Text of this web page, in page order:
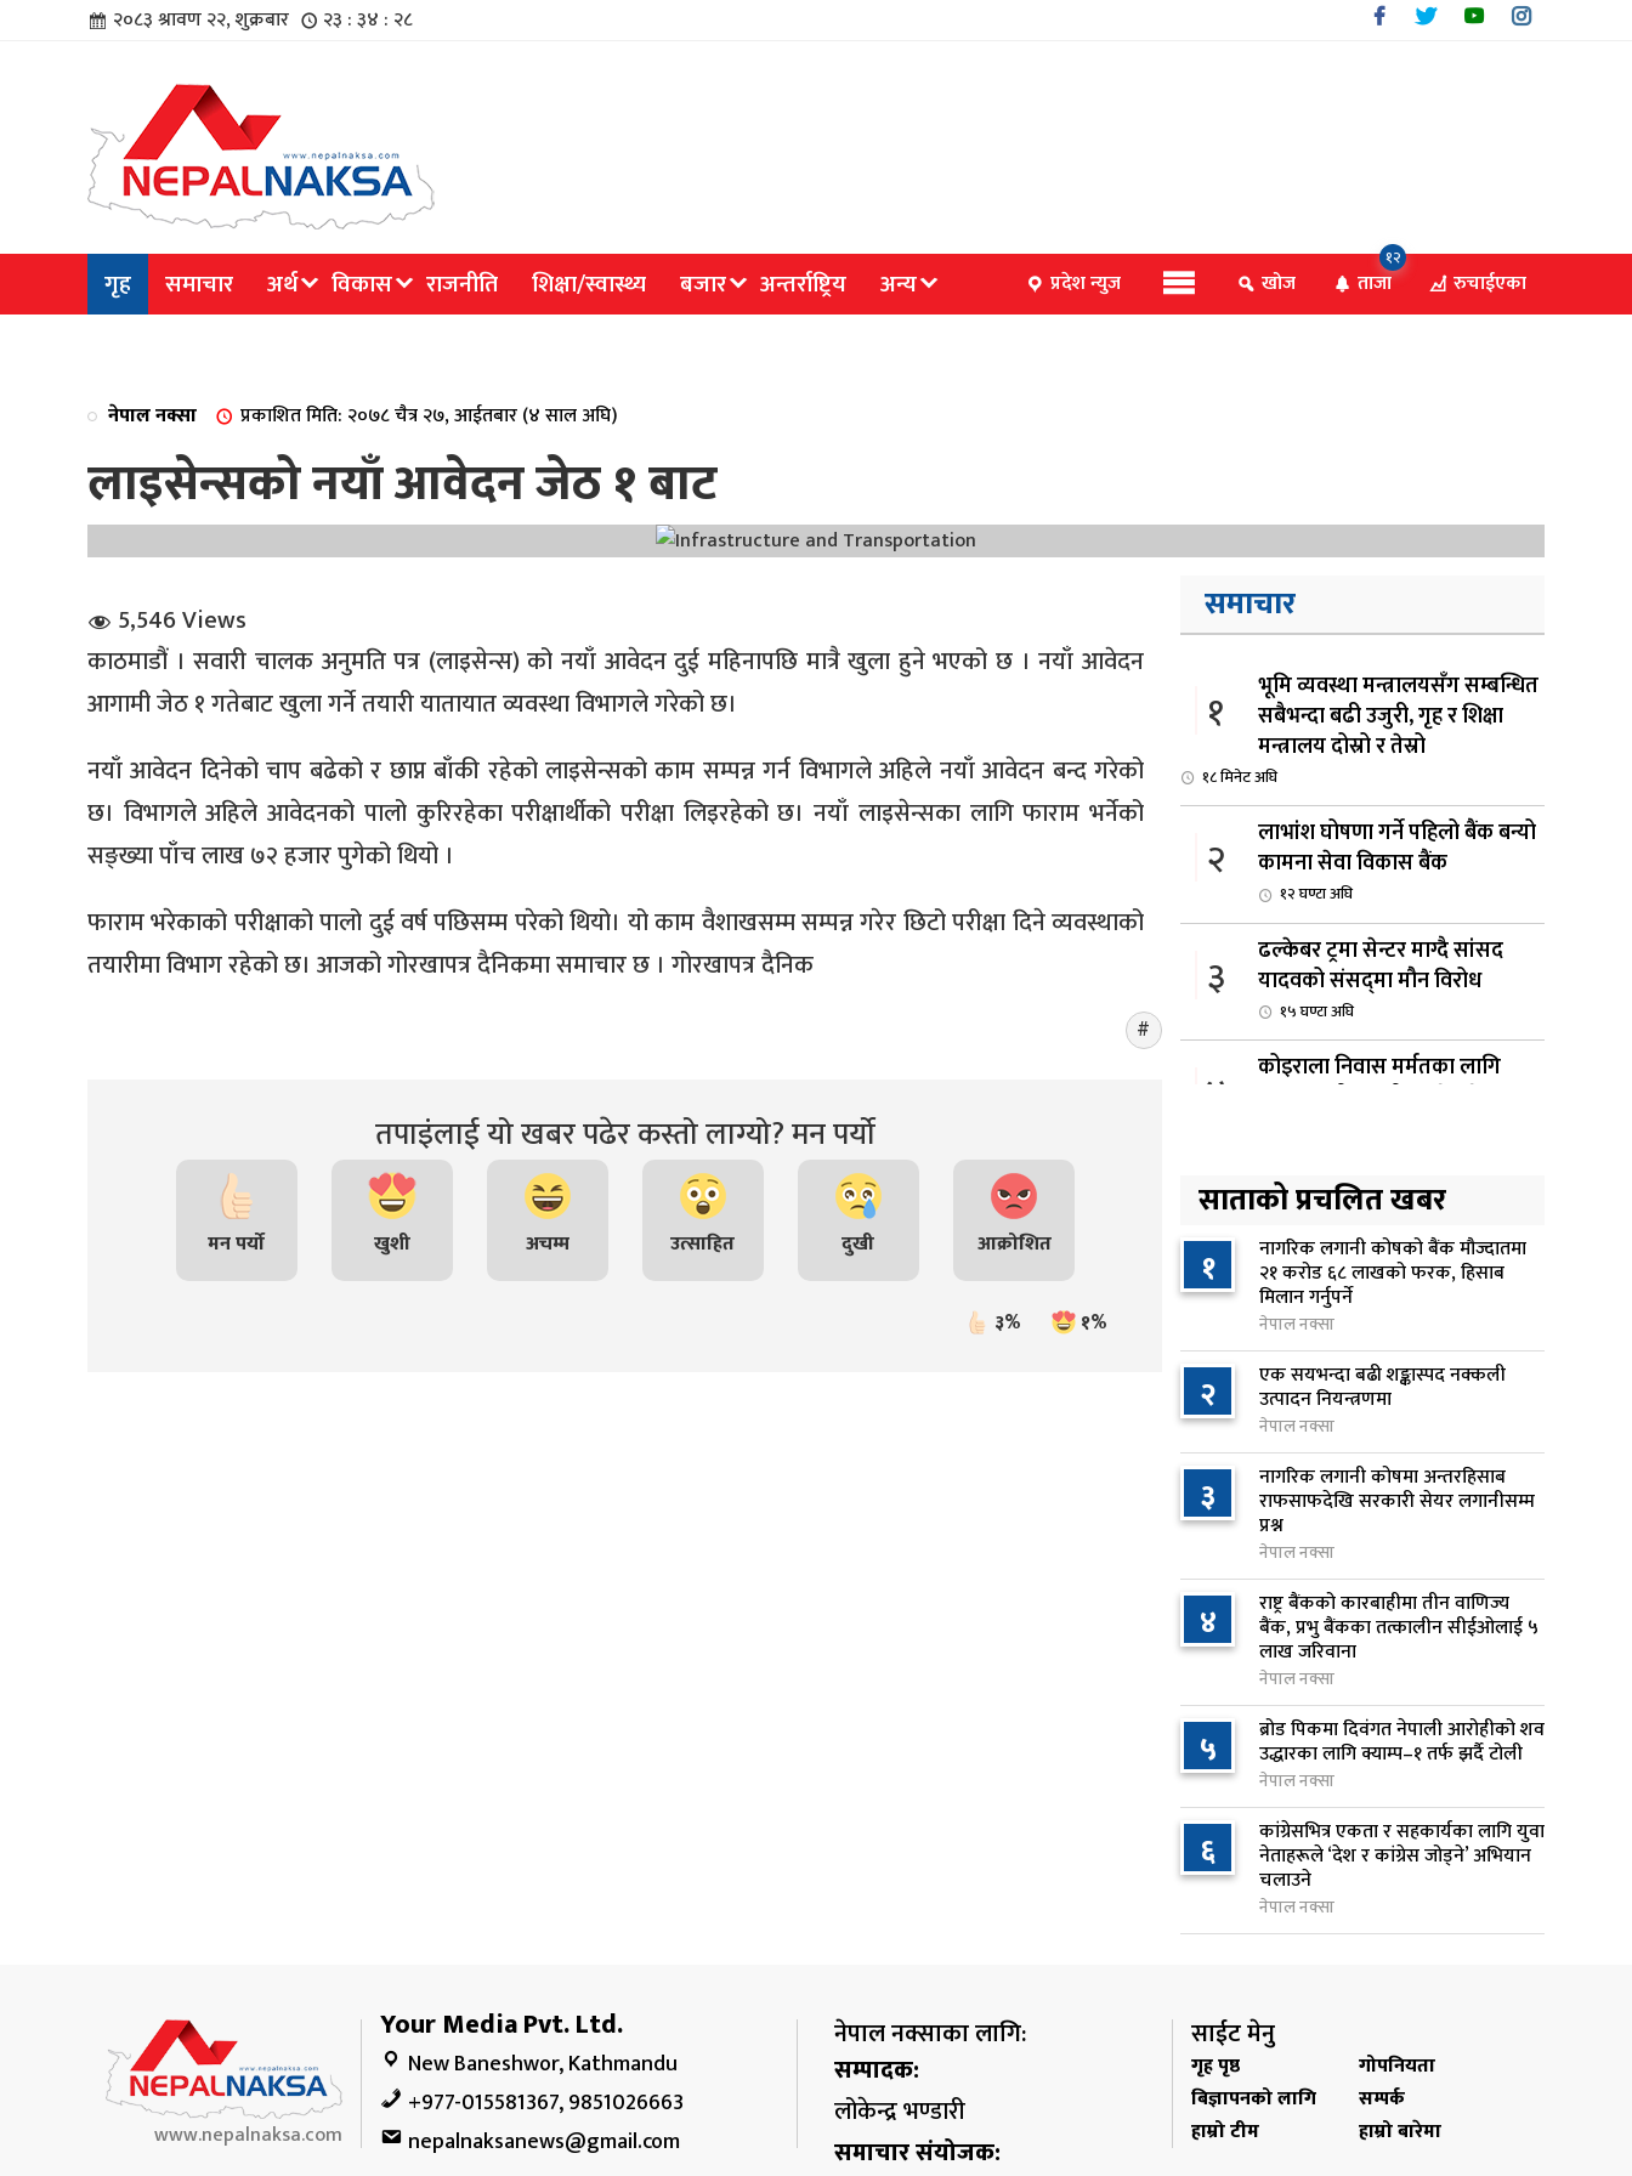
२०८३ श्रावण २२, शुक्रबार २३ : ३४ : २९
गृह समाचार अर्थ विकास राजनीति शिक्षा/स्वास्थ्य बजार अन्तर्राष्ट्रिय अन्य प्रदेश न्युज खोज ताजा
१२
रुचाईएका
नेपाल नक्सा प्रकाशित मिति: २०७८ चैत्र २७, आईतबार (४ साल अघि)
लाइसेन्सको नयाँ आवेदन जेठ १ बाट
5,546 Views
काठमाडौं । सवारी चालक अनुमति पत्र (लाइसेन्स) को नयाँ आवेदन दुई महिनापछि मात्रै खुला हुने भएको छ । नयाँ आवेदन
आगामी जेठ १ गतेबाट खुला गर्ने तयारी यातायात व्यवस्था विभागले गरेको छ।
नयाँ आवेदन दिनेको चाप बढेको र छाप्न बाँकी रहेको लाइसेन्सको काम सम्पन्न गर्न विभागले अहिले नयाँ आवेदन बन्द गरेको
छ। विभागले अहिले आवेदनको पालो कुरिरहेका परीक्षार्थीको परीक्षा लिइरहेको छ। नयाँ लाइसेन्सका लागि फाराम भर्नेको
सङ्ख्या पाँच लाख ७२ हजार पुगेको थियो ।
फाराम भरेकाको परीक्षाको पालो दुई वर्ष पछिसम्म परेको थियो। यो काम वैशाखसम्म सम्पन्न गरेर छिटो परीक्षा दिने व्यवस्थाको
तयारीमा विभाग रहेको छ। आजको गोरखापत्र दैनिकमा समाचार छ । गोरखापत्र दैनिक
तपाइंलाई यो खबर पढेर कस्तो लाग्यो? मन पर्यो
मन पर्यो खुशी अचम्म उत्साहित दुखी आक्रोशित
३% १%
समाचार
१
भूमि व्यवस्था मन्त्रालयसँग सम्बन्धित
सबैभन्दा बढी उजुरी, गृह र शिक्षा
मन्त्रालय दोस्रो र तेस्रो
१८ मिनेट अघि
२
लाभांश घोषणा गर्ने पहिलो बैंक बन्यो
कामना सेवा विकास बैंक
१२ घण्टा अघि
३
ढल्केबर ट्रमा सेन्टर माग्दै सांसद
यादवको संसद्‌मा मौन विरोध
१५ घण्टा अघि
४
कोइराला निवास मर्मतका लागि
५
रूकुम पश्चिममा प्रहरीको गाडीले
मोटरसाइकललाई ठक्कर दिँदा
किशोरको मृत्यु
१७ घण्टा अघि
६
प्रतिनिधिसभा बैठक बस्दै , पाँच
विधेयक र प्रतिवेदन प्रस्तुत हुने
१७ घण्टा अघि
७
आज बस्ने भनिएको राष्ट्रिय सभाको
बैठक बुधबारका लागि सर्‍यो
१७ घण्टा अघि
८
वीरगञ्जमा ट्यांकरको सिल खोलेर तेल
निकाल्ने सात जना रंगेहात पक्राउ
१७ घण्टा अघि
९
जन्मसिद्ध नागरिकता कडा बनाउने
ट्रम्पको नयाँ प्रयास, दुई कार्यकारी
आदेश जारी
१७ घण्टा अघि
१०
राप्रपाको निर्णय: बागमती प्रदेश
सरकारमा सहभागी नहुने
साताको प्रचलित खबर
१ नागरिक लगानी कोषको बैंक मौज्दातमा
२१ करोड ६८ लाखको फरक, हिसाब
मिलान गर्नुपर्ने
नेपाल नक्सा
२ एक सयभन्दा बढी शङ्कास्पद नक्कली
उत्पादन नियन्त्रणमा
नेपाल नक्सा
३ नागरिक लगानी कोषमा अन्तरहिसाब
राफसाफदेखि सरकारी सेयर लगानीसम्म
प्रश्न
नेपाल नक्सा
४ राष्ट्र बैंकको कारबाहीमा तीन वाणिज्य
बैंक, प्रभु बैंकका तत्कालीन सीईओलाई ५
लाख जरिवाना
नेपाल नक्सा
५ ब्रोड पिकमा दिवंगत नेपाली आरोहीको शव
उद्धारका लागि क्याम्प–१ तर्फ झर्दै टोली
नेपाल नक्सा
६ कांग्रेसभित्र एकता र सहकार्यका लागि युवा
नेताहरूले ‘देश र कांग्रेस जोड्ने’ अभियान
चलाउने
नेपाल नक्सा
www.nepalnaksa.com
Your Media Pvt. Ltd.
New Baneshwor, Kathmandu
+977-015581367, 9851026663
nepalnaksanews@gmail.com
नेपाल नक्साका लागि:
सम्पादक:
लोकेन्द्र भण्डारी
समाचार संयोजक:
साईट मेनु
गृह पृष्ठ
गोपनियता
बिज्ञापनको लागि
सम्पर्क
हाम्रो टीम
हाम्रो बारेमा